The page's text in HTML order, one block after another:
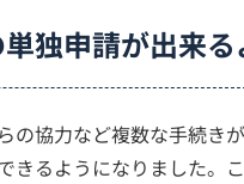
独申請が出来る
の協力など複数な手続き
きるようになりました。